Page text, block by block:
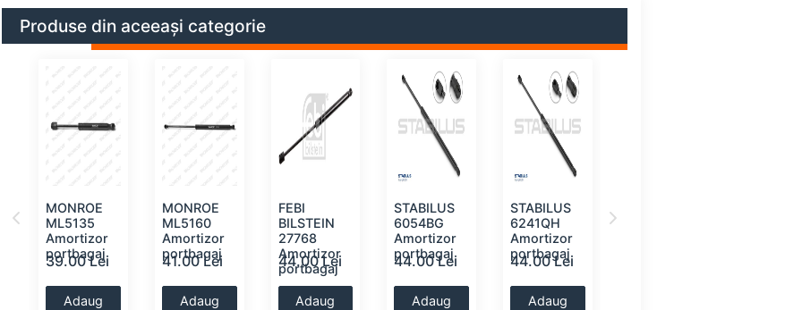
Produse din aceeași categorie
MONROE
ML5135
Amortizor
portbagaj
39.00 Lei
Adaug
MONROE
ML5160
Amortizor
portbagaj
41.00 Lei
Adaug
FEBI
BILSTEIN
27768
Amortizor
portbagaj
44.00 Lei
Adaug
STABILUS
6054BG
Amortizor
portbagaj
44.00 Lei
Adaug
STABILUS
6241QH
Amortizor
portbagaj
44.00 Lei
Adaug